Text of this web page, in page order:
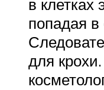
в клетках
попадая в
для